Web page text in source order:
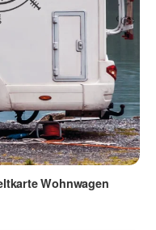
Wohnwagen